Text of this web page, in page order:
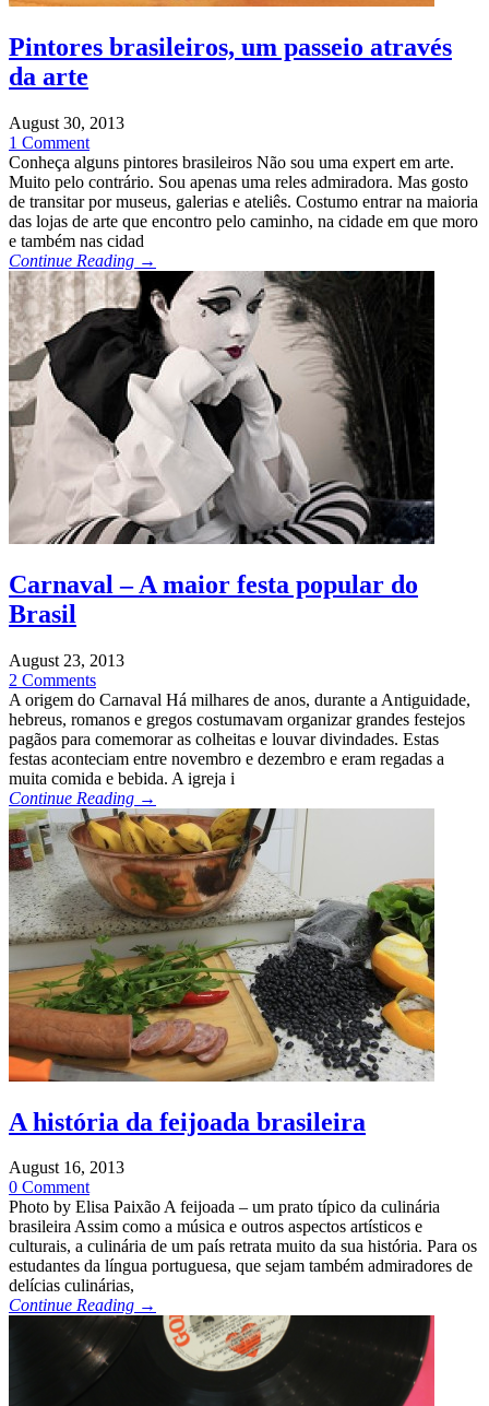
Pintores brasileiros, um passeio através
da arte
August 30, 2013
1 Comment
Conheça alguns pintores brasileiros Não sou uma expert em arte.
Muito pelo contrário. Sou apenas uma reles admiradora. Mas gosto
de transitar por museus, galerias e ateliês. Costumo entrar na maioria
das lojas de arte que encontro pelo caminho, na cidade em que moro
e também nas cidad
Continue Reading →
Carnaval – A maior festa popular do
Brasil
August 23, 2013
2 Comments
A origem do Carnaval Há milhares de anos, durante a Antiguidade,
hebreus, romanos e gregos costumavam organizar grandes festejos
pagãos para comemorar as colheitas e louvar divindades. Estas
festas aconteciam entre novembro e dezembro e eram regadas a
muita comida e bebida. A igreja i
Continue Reading →
A história da feijoada brasileira
August 16, 2013
0 Comment
Photo by Elisa Paixão A feijoada – um prato típico da culinária
brasileira Assim como a música e outros aspectos artísticos e
culturais, a culinária de um país retrata muito da sua história. Para os
estudantes da língua portuguesa, que sejam também admiradores de
delícias culinárias,
Continue Reading →